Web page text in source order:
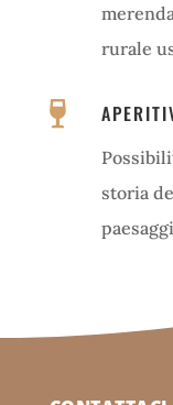
rurale

storia